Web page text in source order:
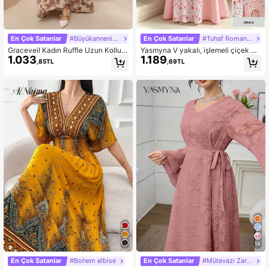
En Çok Satanlar #Büyükannenin Gecelik Elbisesi
Graceveil Kadın Ruffle Uzun Kollu B
üzgülü Bel A Kesim Retro Romantik
Elbise, Mütevazı
1.033 ,85TL
En Çok Satanlar #Bohem elbise
En Çok Satanlar #Tuhaf Romantizm
Yasmyna V yakalı, işlemeli çiçek de
senli, renk bloklu, belden bağlamalı,
dökümlü, uzun kollu, zarif çiçekli ka
1.189 ,69TL
14
En Çok Satanlar #Mütevazı Zarafet